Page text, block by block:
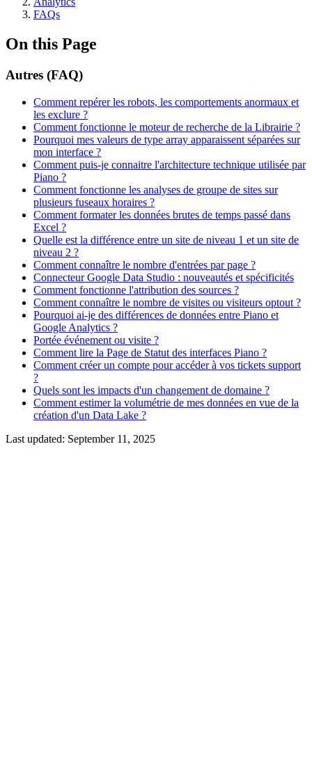
FAQs
On this Page
Autres (FAQ)
Comment repérer les robots, les comportements anormaux et
les exclure ?
Comment fonctionne le moteur de recherche de la Librairie ?
Pourquoi mes valeurs de type array apparaissent séparées sur
mon interface ?
Comment puis-je connaitre l'architecture technique utilisée par
Piano ?
Comment fonctionne les analyses de groupe de sites sur
plusieurs fuseaux horaires ?
Comment formater les données brutes de temps passé dans
Excel ?
Quelle est la différence entre un site de niveau 1 et un site de
niveau 2 ?
Comment connaître le nombre d'entrées par page ?
Connecteur Google Data Studio : nouveautés et spécificités
Comment fonctionne l'attribution des sources ?
Comment connaître le nombre de visites ou visiteurs optout ?
Pourquoi ai-je des différences de données entre Piano et
Google Analytics ?
Portée événement ou visite ?
Comment lire la Page de Statut des interfaces Piano ?
Comment créer un compte pour accéder à vos tickets support
?
Quels sont les impacts d'un changement de domaine ?
Comment estimer la volumétrie de mes données en vue de la
création d'un Data Lake ?
Last updated: September 11, 2025